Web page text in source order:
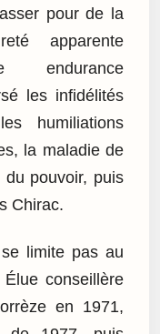
pour de la
apparente
endurance
les infidélités
humiliations
la maladie de
pouvoir, puis
Chirac.
limite pas au
Élue conseillère
en 1971,